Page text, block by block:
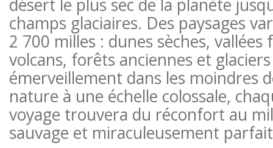
désert le plus sec de la planète
champs glaciaires. Des paysages
2 700 milles : dunes sèches,
volcans, forêts anciennes et
émerveillement dans les moindres
nature à une échelle colossale,
voyage trouvera du réconfort au
sauvage et miraculeusement